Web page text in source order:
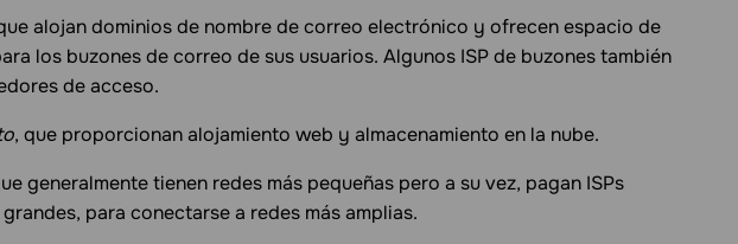
alojan dominios de nombre de correo electrónico y ofrecen espacio de
los buzones de correo de sus usuarios. Algunos ISP de buzones también
de acceso.
, que proporcionan alojamiento web y almacenamiento en la nube.
generalmente tienen redes más pequeñas pero a su vez, pagan ISPs
para conectarse a redes más amplias.